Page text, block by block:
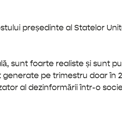
președinte al Statelor
sunt foarte realiste și sunt
pe trimestru doar în
al dezinformării într-o